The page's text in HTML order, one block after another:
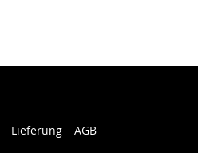
Lieferung
AGB